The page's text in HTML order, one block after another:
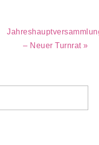
Nächster
Beitrag:– Neuer Turnrat »